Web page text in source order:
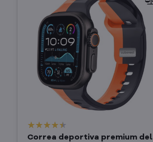
Correa deportiva premium del